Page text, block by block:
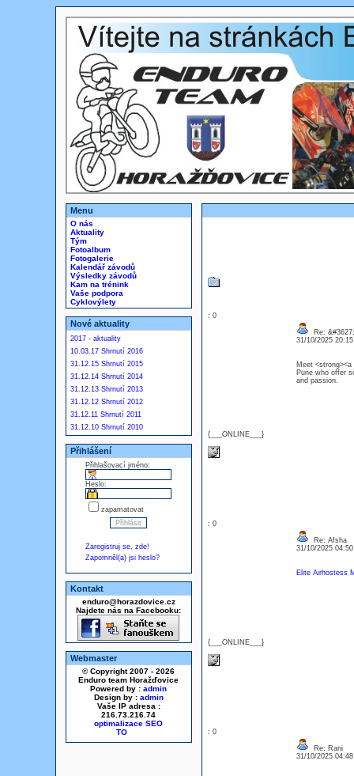
Menu
O nás
Aktuality
Tým
Fotoalbum
Fotogalerie
Kalendář závodů
Výsledky závodů
Kam na trénink
Vaše podpora
Cyklovýlety
Nové aktuality
2017 - aktuality
10.03.17 Shrnutí 2016
31.12.15 Shrnutí 2015
31.12.14 Shrnutí 2014
31.12.13 Shrnutí 2013
31.12.12 Shrnutí 2012
31.12.11 Shrnutí 2011
31.12.10 Shrnutí 2010
Přihlášení
Přihlašovací jméno:
Heslo:
zapamatovat
Zaregistruj se, zde!
Zapomněl(a) jsi heslo?
Kontakt
enduro@horazdovice.cz
Najdete nás na Facebooku:
Webmaster
© Copyright 2007 - 2026
Enduro team Horažďovice
Powered by : admin
Design by : admin
Vaše IP adresa :
216.73.216.74
optimalizace SEO
: 0
{___ONLINE___}
Re:
31/10/2025
Meet
Pune who offer
and passion.
: 0
{___ONLINE___}
Re: Afsha
31/10/2025
Elite Airhostess
: 0
Re: Rani
31/10/2025